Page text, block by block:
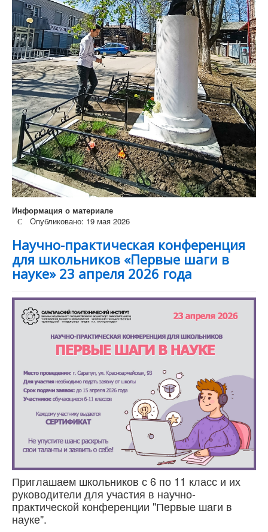
Информация о материале
Опубликовано: 19 мая 2026
Научно-практическая конференция
для школьников «Первые шаги в
науке» 23 апреля 2026 года
Приглашаем школьников с 6 по 11 класс и их
руководители для участия в научно-
практической конференции "Первые шаги в
науке".